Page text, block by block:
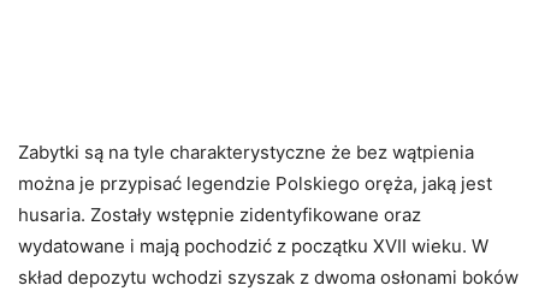
Zabytki są na tyle charakterystyczne że bez wątpienia
można je przypisać legendzie Polskiego oręża, jaką jest
husaria. Zostały wstępnie zidentyfikowane oraz
wydatowane i mają pochodzić z początku XVII wieku. W
skład depozytu wchodzi szyszak z dwoma osłonami boków